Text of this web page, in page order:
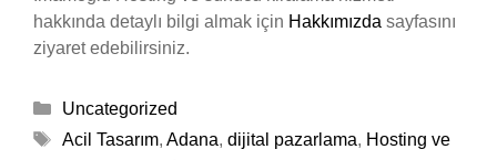
hakkında detaylı bilgi almak için Hakkımızda sayfasını
ziyaret edebilirsiniz.
Kategoriler
Uncategorized
Etiketler
Acil Tasarım, Adana, dijital pazarlama, Hosting ve